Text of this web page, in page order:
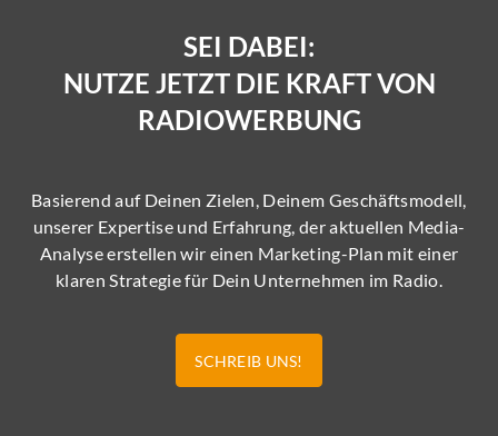
SEI DABEI:
NUTZE JETZT DIE KRAFT VON
RADIOWERBUNG
Basierend auf Deinen Zielen, Deinem Geschäftsmodell,
unserer Expertise und Erfahrung, der aktuellen Media-
Analyse erstellen wir einen Marketing-Plan mit einer
klaren Strategie für Dein Unternehmen im Radio.
SCHREIB UNS!